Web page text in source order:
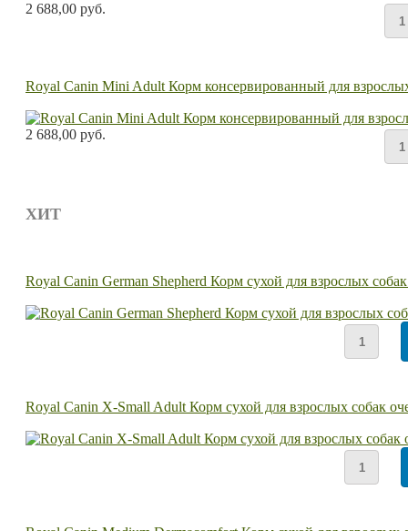
2 688,00 руб.
Royal Canin Mini Adult Корм консервированный для
2 688,00 руб.
ХИТ
Royal Canin German Shepherd Корм сухой для взрослых
Royal Canin X-Small Adult Корм сухой для взрослых собак